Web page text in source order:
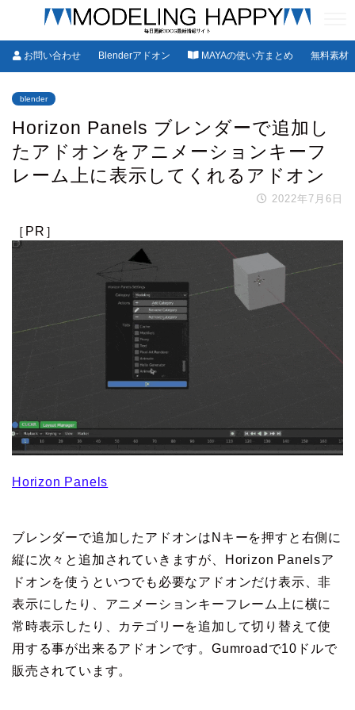
お問い合わせ Blenderアドオン MAYAの使い方まとめ 無料素材
blender
Horizon Panels ブレンダーで追加し
たアドオンをアニメーションキーフ
レーム上に表示してくれるアドオン
2022年7月6日
［PR］
Horizon Panels
ブレンダーで追加したアドオンはNキーを押すと右側に
縦に次々と追加されていきますが、Horizon Panelsア
ドオンを使うといつでも必要なアドオンだけ表示、非
表示にしたり、アニメーションキーフレーム上に横に
常時表示したり、カテゴリーを追加して切り替えて使
用する事が出来るアドオンです。Gumroadで10ドルで
販売されています。